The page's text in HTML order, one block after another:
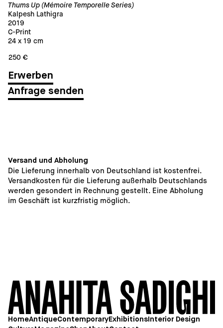
Thums Up (Mémoire Temporelle Series)
Kalpesh Lathigra
2019
C-Print
24 x 19 cm
250 €
Anfrage senden
Versand und Abholung
Die Lieferung innerhalb von Deutschland ist kostenfrei.
Versandkosten für die Lieferung außerhalb Deutschlands
werden gesondert in Rechnung gestellt. Eine Abholung
im Geschäft ist kurzfristig möglich.
HomeAntiqueContemporary Exhibitions Interior Design